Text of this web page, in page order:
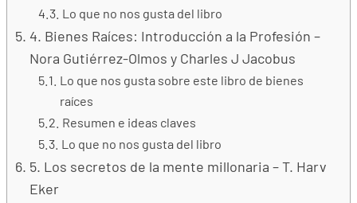
Lo que no nos gusta del libro
4. Bienes Raíces: Introducción a la Profesión –
Nora Gutiérrez-Olmos y Charles J Jacobus
Lo que nos gusta sobre este libro de bienes
raíces
Resumen e ideas claves
Lo que no nos gusta del libro
5. Los secretos de la mente millonaria – T. Harv
Eker